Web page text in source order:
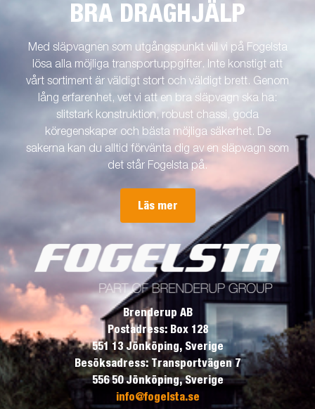
BRA DRAGHJÄLP
Med släpvagnen som utgångspunkt vill vi på Fogelsta
lösa alla möjliga transportuppgifter. Inte konstigt att
vårt sortiment är väldigt stort och väldigt brett. Genom
lång erfarenhet, vet vi att en bra släpvagn ska ha:
slitstark konstruktion, robust chassi, goda
köregenskaper och bästa möjliga säkerhet. De
sakerna kan du alltid förvänta dig av en släpvagn som
det står Fogelsta på.
Läs mer
Brenderup AB
Postadress: Box 128
551 13 Jönköping, Sverige
Besöksadress: Transportvägen 7
556 50 Jönköping, Sverige
info@fogelsta.se